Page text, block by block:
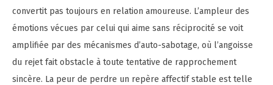
convertit pas toujours en relation amoureuse. L’ampleur des
émotions vécues par celui qui aime sans réciprocité se voit
amplifiée par des mécanismes d’auto-sabotage, où l’angoisse
du rejet fait obstacle à toute tentative de rapprochement
sincère. La peur de perdre un repère affectif stable est telle